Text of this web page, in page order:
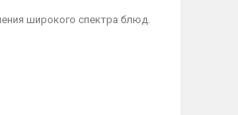
широкого спектра блюд.